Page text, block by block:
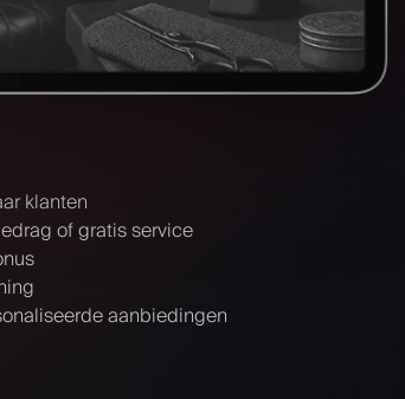
klanten
of gratis service
aanbiedingen